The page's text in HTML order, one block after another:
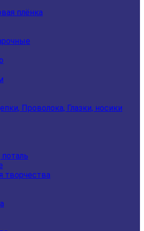
плёнка
Проволока, Глазки, носики
творчества